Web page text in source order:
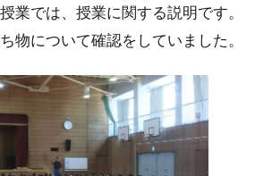
業では、授業に関する説明です。
物について確認をしていました。